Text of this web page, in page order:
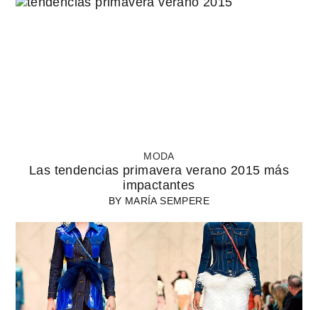
MODA
Las tendencias primavera verano 2015 más
impactantes
BY MARÍA SEMPERE